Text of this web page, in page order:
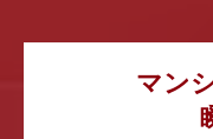
マン